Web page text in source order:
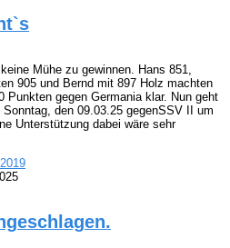
Mühe zu gewinnen. Hans 851,
905 und Bernd mit 897 Holz machten
Punkten gegen Germania klar. Nun geht
den 09.03.25 gegenSSV II um
Unterstützung dabei wäre sehr